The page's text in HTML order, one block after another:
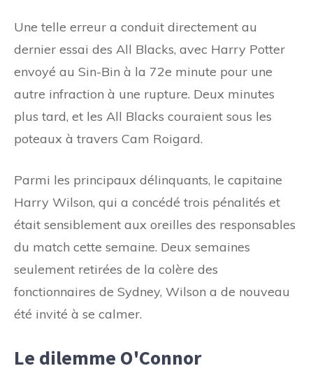
Une telle erreur a conduit directement au
dernier essai des All Blacks, avec Harry Potter
envoyé au Sin-Bin à la 72e minute pour une
autre infraction à une rupture. Deux minutes
plus tard, et les All Blacks couraient sous les
poteaux à travers Cam Roigard.
Parmi les principaux délinquants, le capitaine
Harry Wilson, qui a concédé trois pénalités et
était sensiblement aux oreilles des responsables
du match cette semaine. Deux semaines
seulement retirées de la colère des
fonctionnaires de Sydney, Wilson a de nouveau
été invité à se calmer.
Le dilemme O'Connor